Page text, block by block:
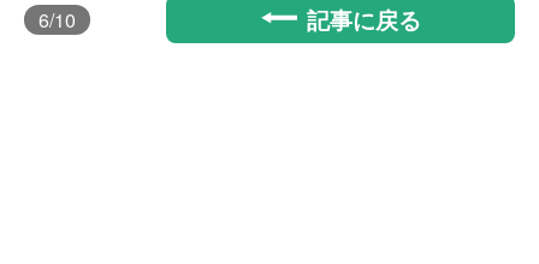
6/10 記事に戻る